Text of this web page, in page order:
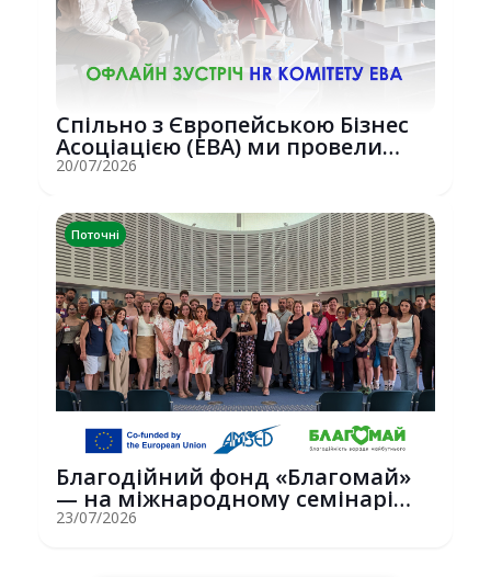
Спільно з Європейською Бізнес
Асоціацією (EBA) ми провели
потужну о...
20/07/2026
Поточні
Благодійний фонд «Благомай»
— на міжнародному семінарі
Erasmus+ у С...
23/07/2026